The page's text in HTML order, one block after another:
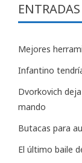
Mejores
Infantino
Dvorkovich
mando
Butacas para
El último baile